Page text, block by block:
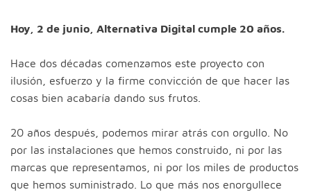
Hoy, 2 de junio, Alternativa Digital cumple 20 años.
Hace dos décadas comenzamos este proyecto con
ilusión, esfuerzo y la firme convicción de que hacer las
cosas bien acabaría dando sus frutos.
20 años después, podemos mirar atrás con orgullo. No
por las instalaciones que hemos construido, ni por las
marcas que representamos, ni por los miles de productos
que hemos suministrado. Lo que más nos enorgullece